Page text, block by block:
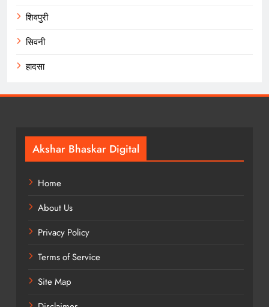
शिवपुरी
सिवनी
हादसा
Akshar Bhaskar Digital
Home
About Us
Privacy Policy
Terms of Service
Site Map